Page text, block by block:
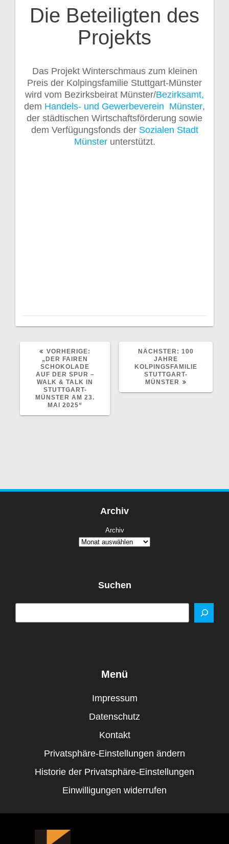
Die Beteiligten des
Projekts
Das Projekt Winterschmaus zum kleinen
Preis der Kolpingsfamilie Stuttgart-Münster
wird vom Bezirksbeirat Münster/Bezirksamt,
dem Handels- und Gewerbeverein Münster,
der städtischen Wirtschaftsförderung sowie
dem Verfügungsfonds der Sozialen Stadt
Münsterunterstützt.
VORHERIGE:
„DER FAIREN
SCHOKOLADE
AUF DER SPUR –
WALK & TALK IN
STUTTGART-
MÜNSTER AM 23.
MAI 2025“
NÄCHSTER: NÄCHSTER
100
JAHRE
KOLPINGSFAMILIE
STUTTGART-
MÜNSTER
Archiv
Archiv
Suchen
Menü
Impressum
Datenschutz
Kontakt
Privatsphäre-Einstellungen ändern
Historie der Privatsphäre-Einstellungen
Einwilligungen widerrufen